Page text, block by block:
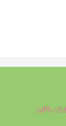
お問い合